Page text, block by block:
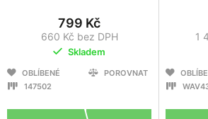
799 Kč
660 Kč bez DPH
Skladem
OBLÍBENÉ
POROVNAT
147502
1